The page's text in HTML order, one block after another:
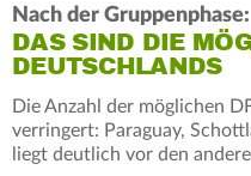
Nach der Gruppenphase:
DAS SIND DIE
DEUTSCHLANDS
Die Anzahl der möglichen
verringert: Paraguay,
liegt deutlich vor den